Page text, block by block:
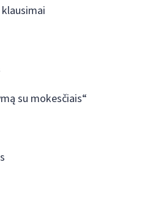
su mokesčiais“